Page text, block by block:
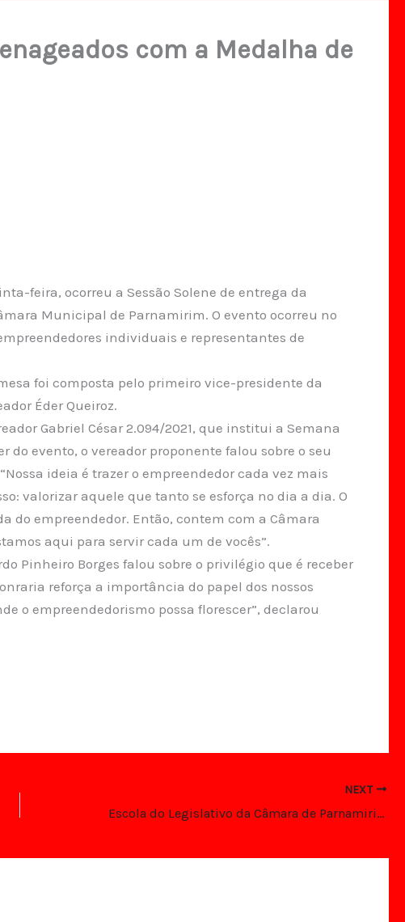
com a Medalha de
feira, ocorreu a Sessão Solene de entrega da
Municipal de Parnamirim. O evento ocorreu no
individuais e representantes de
foi composta pelo primeiro vice-presidente da
Éder Queiroz.
Gabriel César 2.094/2021, que institui a Semana
evento, o vereador proponente falou sobre o seu
ideia é trazer o empreendedor cada vez mais
valorizar aquele que tanto se esforça no dia a dia. O
do empreendedor. Então, contem com a Câmara
aqui para servir cada um de vocês”.
Pinheiro Borges falou sobre o privilégio que é receber
reforça a importância do papel dos nossos
o empreendedorismo possa florescer”, declarou
NEXT
Escola do Legislativo da Câmara de Parnamirim realiza curso de oratória